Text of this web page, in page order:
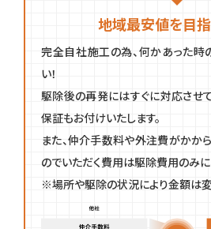
地域最安値を目指
完全自社施工の為、何かあった時
い！
駆除後の再発にはすぐに対応させ
保証もお付けいたします。
また、仲介手数料や外注費がかか
のでいただく費用は駆除費用のみに
※場所や駆除の状況により金額は変